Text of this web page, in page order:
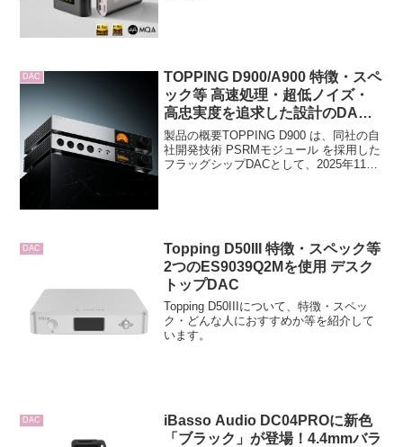
DAC
TOPPING D900/A900 特徴・スペ
ック等 高速処理・超低ノイズ・
高忠実度を追求した設計のDAC/
ヘッドホンアンプ
製品の概要TOPPING D900 は、同社の自
社開発技術 PSRMモジュール を採用した
フラッグシップDACとして、2025年11月
DAC
Topping D50III 特徴・スペック等
2つのES9039Q2Mを使用 デスク
トップDAC
Topping D50IIIについて、特徴・スペッ
ク・どんな人におすすめか等を紹介して
います。
DAC
iBasso Audio DC04PROに新色
「ブラック」が登場！4.4mmバラ